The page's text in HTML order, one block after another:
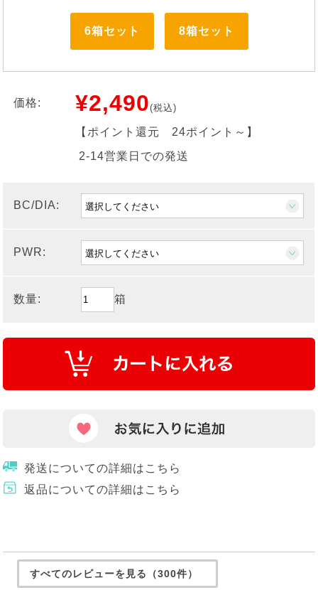
6箱セット 8箱セット
価格: ¥2,490(税込)
【ポイント還元 24ポイント～ 】
2-14営業日での発送
BC/DIA:
PWR:
数量: 箱
発送についての詳細はこちら
返品についての詳細はこちら
すべてのレビューを見る（300件）